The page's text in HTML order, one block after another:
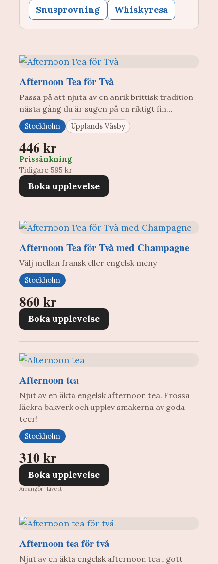
Snusprovning Whiskyresa
Afternoon Tea för Två
Passa på att njuta av en anrik brittisk tradition
nästa gång du är sugen på en riktigt fin…
Stockholm Upplands Väsby
446 kr
Prissänkning
Tidigare 595 kr
Boka upplevelse
Afternoon Tea för Två med Champagne
Välj mellan fransk eller engelsk meny
Stockholm
860 kr
Boka upplevelse
Afternoon tea
Njut av en äkta engelsk afternoon tea. Frossa
läckra bakverk och upplev smakerna av goda
teer!
Stockholm
310 kr
Boka upplevelse
Arrangör: Live it
Afternoon tea för två
Njut av en äkta engelsk afternoon tea i gott